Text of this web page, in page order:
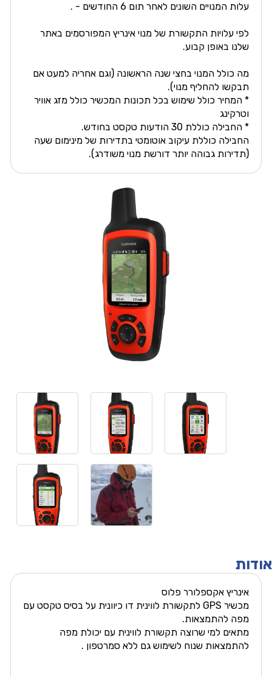
עלות המנויים השונים לאחר תום 6 החודשים - .
לפי עלויות התקשורת של מנוי אינריץ המפורסמים באתר
שלנו באופן קבוע.
מה כולל המנוי בחצי שנה הראשונה (וגם אחריה למעט אם
תבקשו להחליף מנוי).
* המחיר כולל שימוש בכל תכונות המכשיר כולל מזג אוויר
וטרקינג
* החבילה כוללת 30 הודעות טקסט בחודש.
החבילה כוללת עיקוב אוטומטי בתדירות של מינימום שעה
(תדירות גבוהה יותר דורשת מנוי משודרג).
אודות
אינריץ אקספלורר פלוס
מכשיר GPS לתקשורת לווינית דו כיוונית על בסיס טקסט עם
מפה להתמצאות.
מתאים למי שרוצה תקשורת לווינית עם יכולת מפה
להתמצאות שנוח לשימוש גם ללא סמרטפון .